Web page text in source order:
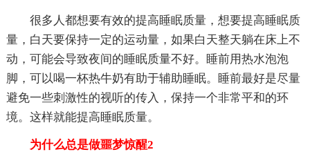
很多人都想要有效的提高睡眠质量，想要提高睡眠质
量，白天要保持一定的运动量，如果白天整天躺在床上不
动，可能会导致夜间的睡眠质量不好。睡前用热水泡泡
脚，可以喝一杯热牛奶有助于辅助睡眠。睡前最好是尽量
避免一些刺激性的视听的传入，保持一个非常平和的环
境。这样就能提高睡眠质量。
为什么总是做噩梦惊醒2